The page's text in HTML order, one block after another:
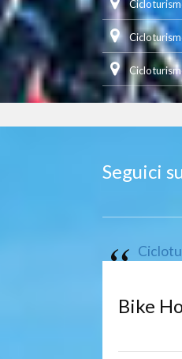
Seguici
Bike